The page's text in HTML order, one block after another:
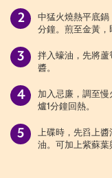
中猛火燒熱平底鍋
分鐘。煎至金黃，
拌入蠔油，先將蘆
醬。
加入忌廉，調至
爐1分鐘回熱。
上碟時，先舀上
油。可加上紫蘇葉